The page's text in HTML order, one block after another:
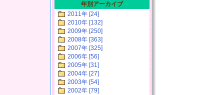
年別アーカイブ
2011年 [24]
2010年 [132]
2009年 [250]
2008年 [363]
2007年 [325]
2006年 [56]
2005年 [31]
2004年 [27]
2003年 [54]
2002年 [79]